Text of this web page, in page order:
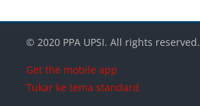
Blok-blok
Blok-blok
Blok-blok
© 2020 PPA UPSI. All rights reserved.
Get the mobile app
Tukar ke tema standard